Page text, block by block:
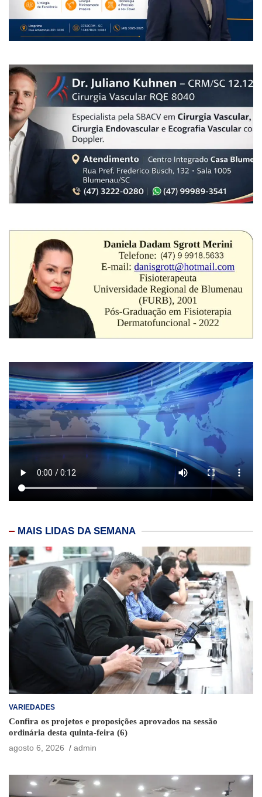
MAIS LIDAS DA SEMANA
VARIEDADES
Confira os projetos e proposições aprovados na sessão
ordinária desta quinta-feira (6)
agosto 6, 2026
admin